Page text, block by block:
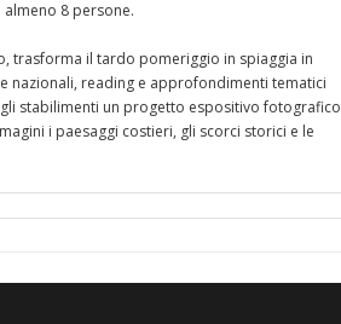
8 persone.
trasforma il tardo pomeriggio in spiaggia in
nazionali, reading e approfondimenti tematici
stabilimenti un progetto espositivo fotografico
i paesaggi costieri, gli scorci storici e le